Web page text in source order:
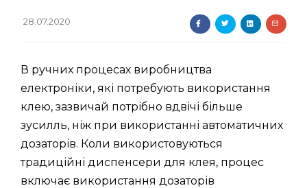
28.07.2020
В ручних процесах виробництва
електроніки, які потребують використання
клею, зазвичай потрібно вдвічі більше
зусилль, ніж при використанні автоматичних
дозаторів. Коли використовуються
традиційні диспенсери для клея, процес
включає використання дозаторів